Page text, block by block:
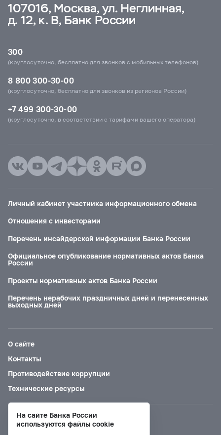
107016, Москва, ул. Неглинная,
д. 12, к. В, Банк России
300
(круглосуточно, бесплатно для звонков с мобильных телефонов)
8 800 300-30-00
(круглосуточно, бесплатно для звонков из регионов России)
+7 499 300-30-00
(круглосуточно, в соответствии с тарифами вашего оператора)
Личный кабинет участника информационного обмена
Отношения с инвесторами
Перечень инсайдерской информации Банка России
Официальное опубликование нормативных актов Банка
России
Проекты нормативных актов Банка России
Перечень нерабочих праздничных дней и перенесенных
выходных дней
О сайте
Контакты
Противодействие коррупции
Технические ресурсы
Версия для слабовидящих
На сайте Банка России
используются файлы cookie